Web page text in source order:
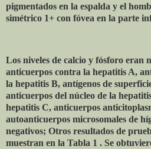
pigmentados en la espalda y el
simétrico 1+ con fóvea en la parte
Los niveles de calcio y fósforo eran
anticuerpos contra la hepatitis A,
la hepatitis B, antígenos de
anticuerpos del núcleo de la
hepatitis C, anticuerpos
autoanticuerpos microsomales de
negativos; Otros resultados de
muestran en la Tabla 1 . Se